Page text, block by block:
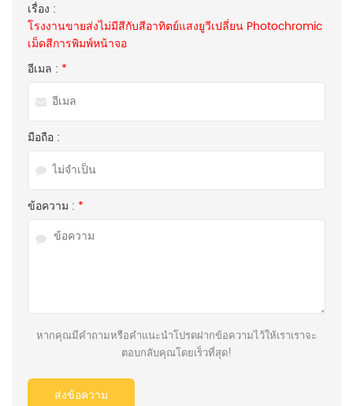
เรื่อง :
โรงงานขายส่งไม่มีสีกับสีอาทิตย์แสงยูวีเปลี่ยน Photochromic
เม็ดสีการพิมพ์หน้าจอ
อีเมล : *
มือถือ :
ข้อความ : *
หากคุณมีคำถามหรือคำแนะนำโปรดฝากข้อความไว้ให้เราเราจะ
ตอบกลับคุณโดยเร็วที่สุด!